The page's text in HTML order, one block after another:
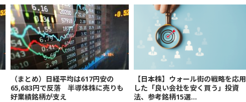
（まとめ）日経平均は617円安の
65,683円で反落 半導体株に売りも
好業績銘柄が支え
【日本株】ウォール街の戦略を応用
した「良い会社を安く買う」投資
法、参考銘柄15選...